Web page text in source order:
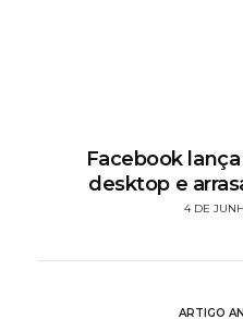
Facebook
desktop e
4 DE
ARTIGO